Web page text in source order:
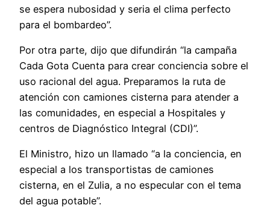
se espera nubosidad y seria el clima perfecto
para el bombardeo”.
Por otra parte, dijo que difundirán “la campaña
Cada Gota Cuenta para crear conciencia sobre el
uso racional del agua. Preparamos la ruta de
atención con camiones cisterna para atender a
las comunidades, en especial a Hospitales y
centros de Diagnóstico Integral (CDI)”.
El Ministro, hizo un llamado “a la conciencia, en
especial a los transportistas de camiones
cisterna, en el Zulia, a no especular con el tema
del agua potable”.